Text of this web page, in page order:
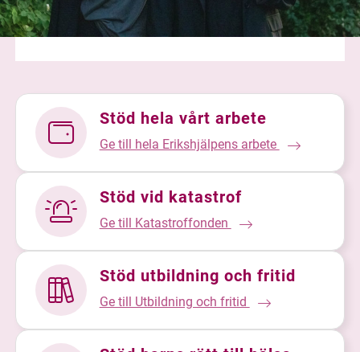
Stöd hela vårt arbete
Ge till hela Erikshjälpens arbete
Stöd vid katastrof
Ge till Katastroffonden
Stöd utbildning och fritid
Ge till Utbildning och fritid